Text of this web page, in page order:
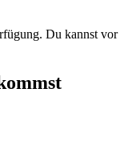
Du kannst vor